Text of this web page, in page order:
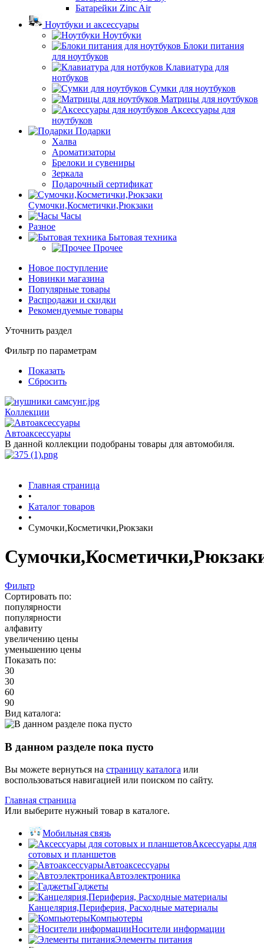
Батарейки Zinc Air
Ноутбуки и аксессуары
Ноутбуки
Блоки питания
для ноутбуков
Клавиатура для
нотбуков
Сумки для ноутбуков
Матрицы для ноутбуков
Аксессуары для
ноутбуков
Подарки
Халва
Ароматизаторы
Брелоки и сувениры
Зеркала
Подарочный сертификат
Сумочки,Косметички,Рюкзаки
Часы
Разное
Бытовая техника
Прочее
Новое поступление
Новинки магазина
Популярные товары
Распродажи и скидки
Рекомендуемые товары
Уточнить раздел
Фильтр по параметрам
Показать
Сбросить
Коллекции
Автоаксессуары
В данной коллекции подобраны товары для автомобиля.
Главная страница
•
Каталог товаров
•
Сумочки,Косметички,Рюкзаки
Фильтр
Сортировать по:
популярности
популярности
алфавиту
увеличению цены
уменьшению цены
Показать по:
30
30
60
90
Вид каталога:
В данном разделе пока пусто
Вы можете вернуться на страницу каталога или
воспользоваться навигацией или поиском по сайту.
Главная страница
Или выберите нужный товар в каталоге.
Мобильная связь
Аксессуары для
сотовых и планшетов
Автоаксессуары
Автоэлектроника
Гаджеты
Канцелярия,Периферия, Расходные материалы
Компьютеры
Носители информации
Элементы питания